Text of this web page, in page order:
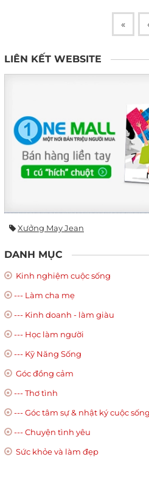
« ‹
LIÊN KẾT WEBSITE
Xưởng May Jean
DANH MỤC
Kinh nghiệm cuộc sống
--- Làm cha mẹ
--- Kinh doanh - làm giàu
--- Học làm người
--- Kỹ Năng Sống
Góc đồng cảm
--- Thơ tình
--- Góc tâm sự & nhật ký cuộc sống
--- Chuyện tình yêu
Sức khỏe và làm đẹp